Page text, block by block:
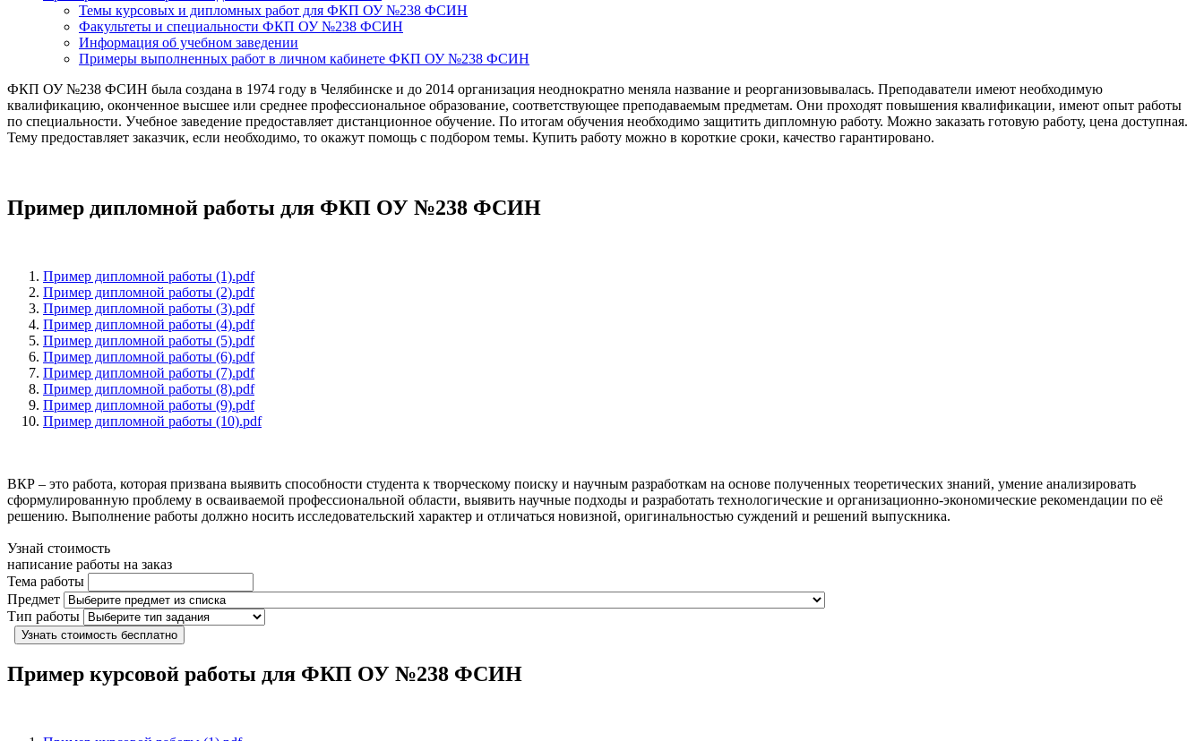
Темы курсовых и дипломных работ для ФКП ОУ №238 ФСИН
Факультеты и специальности ФКП ОУ №238 ФСИН
Информация об учебном заведении
Примеры выполненных работ в личном кабинете ФКП ОУ №238 ФСИН
ФКП ОУ №238 ФСИН была создана в 1974 году в Челябинске и до 2014 организация неоднократно меняла название и реорганизовывалась. Преподаватели имеют необходимую
квалификацию, оконченное высшее или среднее профессиональное образование, соответствующее преподаваемым предметам. Они проходят повышения квалификации, имеют опыт работы
по специальности. Учебное заведение предоставляет дистанционное обучение. По итогам обучения необходимо защитить дипломную работу. Можно заказать готовую работу, цена доступная.
Тему предоставляет заказчик, если необходимо, то окажут помощь с подбором темы. Купить работу можно в короткие сроки, качество гарантировано.
Пример дипломной работы для ФКП ОУ №238 ФСИН
Пример дипломной работы (1).pdf
Пример дипломной работы (2).pdf
Пример дипломной работы (3).pdf
Пример дипломной работы (4).pdf
Пример дипломной работы (5).pdf
Пример дипломной работы (6).pdf
Пример дипломной работы (7).pdf
Пример дипломной работы (8).pdf
Пример дипломной работы (9).pdf
Пример дипломной работы (10).pdf
ВКР – это работа, которая призвана выявить способности студента к творческому поиску и научным разработкам на основе полученных теоретических знаний, умение анализировать
сформулированную проблему в осваиваемой профессиональной области, выявить научные подходы и разработать технологические и организационно-экономические рекомендации по её
решению. Выполнение работы должно носить исследовательский характер и отличаться новизной, оригинальностью суждений и решений выпускника.
Узнай стоимость
написание работы на заказ
Тема работы
Предмет
Тип работы
Узнать стоимость бесплатно
Пример курсовой работы для ФКП ОУ №238 ФСИН